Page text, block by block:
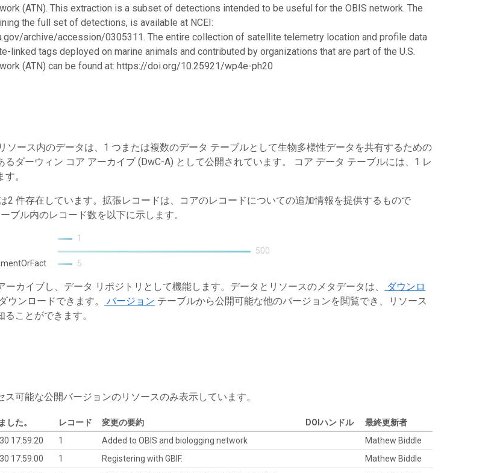
(ATN). This extraction is a subset of detections intended to be useful for the OBIS network. The
the full set of detections, is available at NCEI:
archive/accession/0305311. The entire collection of satellite telemetry location and profile data
linked tags deployed on marine animals and contributed by organizations that are part of the U.S.
(ATN) can be found at: https://doi.org/10.25921/wp4e-ph20
ソース内のデータは、1 つまたは複数のデータ テーブルとして生物多様性データを共有するための
るダーウィン コア アーカイブ (DwC-A) として公開されています。 コア データ テーブルには、1 レ
。
2 件存在しています。拡張レコードは、コアのレコードについての追加情報を提供するもので
ブル内のレコード数を以下に示します。
1
500
5
ーカイブし、データ リポジトリとして機能します。データとリソースのメタデータは、
ダウンロ
ウンロードできます。 バージョン テーブルから公開可能な他のバージョンを閲覧でき、リソース
ことができます。
ス可能な公開バージョンのリソースのみ表示しています。
した。 レコード 変更の要約 DOIハンドル
最終更新者
17:59:20 1 Added to OBIS and biologging network
Mathew Biddle
17:59:00 1 Registering with GBIF.
Mathew Biddle